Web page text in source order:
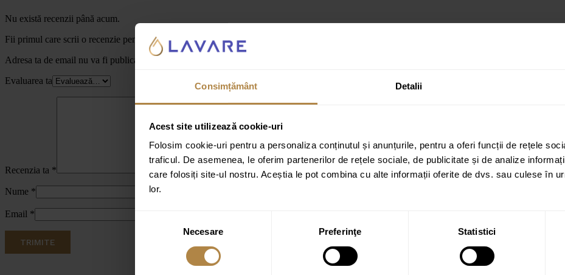
Consimțământ Detalii
Acest site utilizează cookie-uri
Folosim cookie-uri pentru a personaliza conținutul și anunțurile, pentru a oferi funcții de rețele
traficul. De asemenea, le oferim partenerilor de rețele sociale, de publicitate și de analize
care folosiți site-ul nostru. Aceștia le pot combina cu alte informații oferite de dvs. sau culese în
lor.
consimțământului
Necesare Preferinţe Statistici
Nu există recenzii până acum.
Fii primul care scrii o recenzie pentru „Lavoar pentru mobilier cu 2 chiuvete cu formă dreptunghiulară, cu 2 găuri de baterie Brauer iChoice
Adresa ta de email nu va fi publicată.
Evaluarea ta
Recenzia ta *
Nume *
Email *